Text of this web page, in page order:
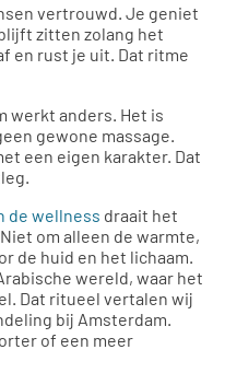
vertrouwd. Je geniet
zitten zolang het
en rust je uit. Dat ritme
werkt anders. Het is
gewone massage.
een eigen karakter. Dat
de wellness draait het
om alleen de warmte,
de huid en het lichaam.
wereld, waar het
Dat ritueel vertalen wij
bij Amsterdam.
of een meer